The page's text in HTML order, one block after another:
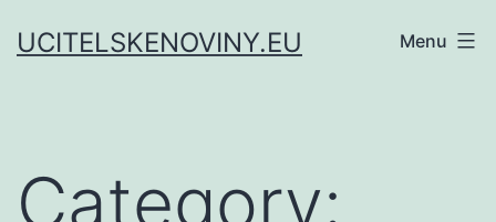
toUCITELSKENOVINY.EU Menu
Category: